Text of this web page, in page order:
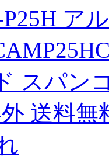
ア
スパン
送料